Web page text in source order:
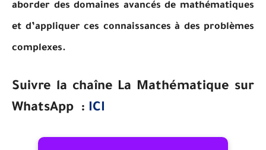
aborder des domaines avancés de mathématiques
et d’appliquer ces connaissances à des problèmes
complexes.
Suivre la chaîne La Mathématique sur
WhatsApp : ICI